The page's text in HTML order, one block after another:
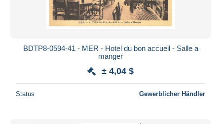
BDTP8-0594-41 - MER - Hotel du bon accueil - Salle a
manger
± 4,04 $
Status Gewerblicher Händler